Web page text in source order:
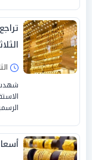
الثلاثاء
الرسمية